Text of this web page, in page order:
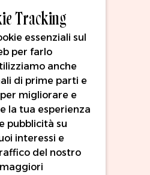
Shader
3 e 5
mm
brevettata
da 10 unità.
Tracking
essenziali sul
per farlo
anche
di prime parti e
migliorare e
la tua esperienza
pubblicità su
interessi e
del nostro